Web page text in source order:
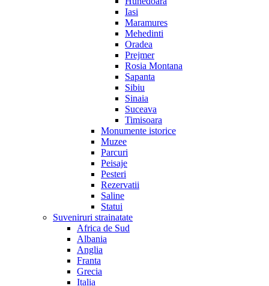
Iasi
Maramures
Mehedinti
Oradea
Prejmer
Rosia Montana
Sapanta
Sibiu
Sinaia
Suceava
Timisoara
Monumente istorice
Muzee
Parcuri
Peisaje
Pesteri
Rezervatii
Saline
Statui
Suveniruri strainatate
Africa de Sud
Albania
Anglia
Franta
Grecia
Italia